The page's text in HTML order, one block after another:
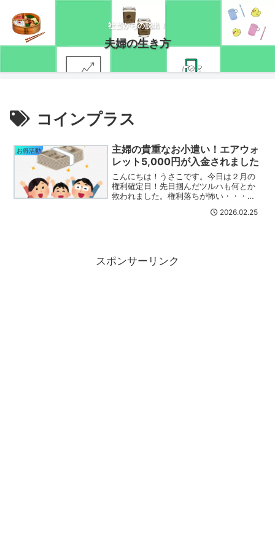
社畜からの脱出！
夫婦の生き方
コインプラス
お得活動
主婦の貴重なお小遣い！エアウォ
レット5,000円が入金されました
こんにちは！うさこです。今日は２月の
権利確定日！先日掴んだツルハも何とか
救われました。権利落ちが怖い・・・
ながら( ；∀；)株式投資に取り組んでいる
2026.02.25
スポンサーリンク